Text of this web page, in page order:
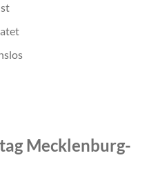
Mecklenburg-